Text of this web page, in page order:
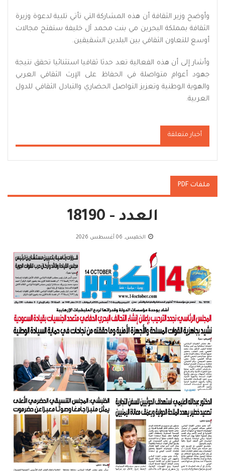
وأوضح وزير الثقافة أن هذه المشاركة التي تأتي تلبية لدعوة وزيرة
الثقافة بمملكة البحرين مي بنت محمد آل خليفة ستفتح مجالات
أوسع للتعاون الثقافي بين البلدين الشقيقين.
وأشار إلى أن هذه الفعالية تعد حدثا ثقافيا استثنائيا تحقق نتيجة
جهود أعوام متواصلة في الحفاظ على الإرث الثقافي العربي
والهوية الوطنية وتعزيز التواصل الحضاري والتبادل الثقافي للدول
العربية.
أخبار متعلقة
ملفات PDF
العدد - 18190
الخميس, 06 أغسطس 2026